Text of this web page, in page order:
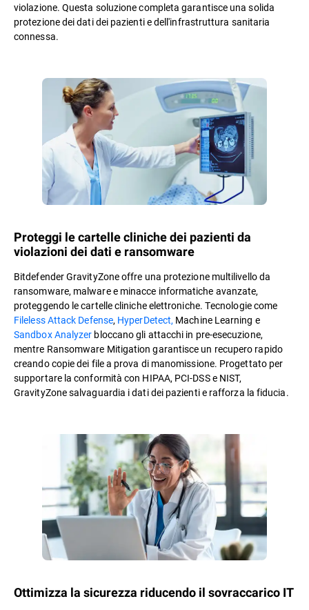
violazione. Questa soluzione completa garantisce una solida
protezione dei dati dei pazienti e dell'infrastruttura sanitaria
connessa.
Proteggi le cartelle cliniche dei pazienti da
violazioni dei dati e ransomware
Bitdefender GravityZone offre una protezione multilivello da
ransomware, malware e minacce informatiche avanzate,
proteggendo le cartelle cliniche elettroniche. Tecnologie come
Fileless Attack Defense, HyperDetect, Machine Learning e
Sandbox Analyzer bloccano gli attacchi in pre-esecuzione,
mentre Ransomware Mitigation garantisce un recupero rapido
creando copie dei file a prova di manomissione. Progettato per
supportare la conformità con HIPAA, PCI-DSS e NIST,
GravityZone salvaguardia i dati dei pazienti e rafforza la fiducia.
Ottimizza la sicurezza riducendo il sovraccarico IT